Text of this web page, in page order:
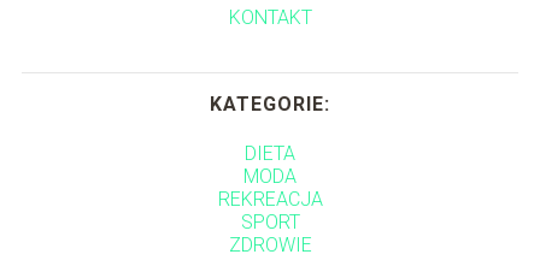
KONTAKT
KATEGORIE:
DIETA
MODA
REKREACJA
SPORT
ZDROWIE